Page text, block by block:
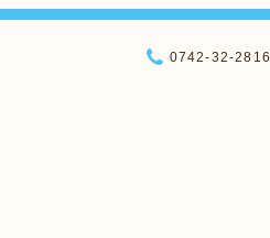
0742-32-2816